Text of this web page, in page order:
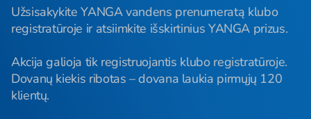
Užsisakykite YANGA vandens prenumeratą klubo
registratūroje ir atsiimkite išskirtinius YANGA prizus.
Akcija galioja tik registruojantis klubo registratūroje.
Dovanų kiekis ribotas – dovana laukia pirmųjų 120
klientų.